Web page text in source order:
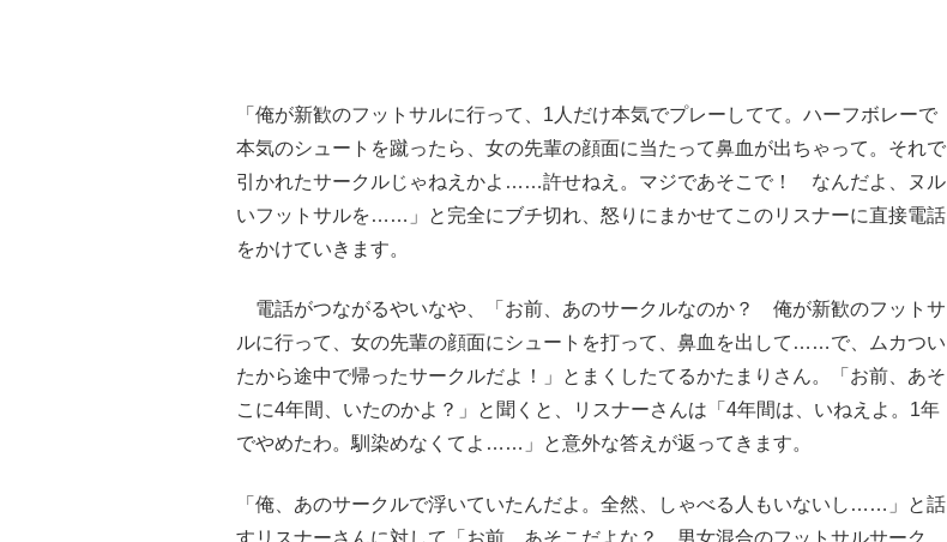
「俺が新歓のフットサルに行って、1人だけ本気でプレーしてて。ハーフボレーで
本気のシュートを蹴ったら、女の先輩の顔面に当たって鼻血が出ちゃって。それで
引かれたサークルじゃねえかよ……許せねえ。マジであそこで！ なんだよ、ヌル
いフットサルを……」と完全にブチ切れ、怒りにまかせてこのリスナーに直接電話
をかけていきます。
電話がつながるやいなや、「お前、あのサークルなのか？ 俺が新歓のフットサ
ルに行って、女の先輩の顔面にシュートを打って、鼻血を出して……で、ムカつい
たから途中で帰ったサークルだよ！」とまくしたてるかたまりさん。「お前、あそ
こに4年間、いたのかよ？」と聞くと、リスナーさんは「4年間は、いねえよ。1年
でやめたわ。馴染めなくてよ……」と意外な答えが返ってきます。
「俺、あのサークルで浮いていたんだよ。全然、しゃべる人もいないし……」と話
すリスナーさんに対して「お前、あそこだよな？ 男女混合のフットサルサーク